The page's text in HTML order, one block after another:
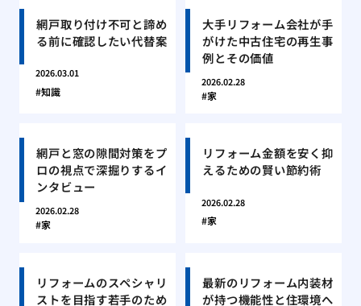
網戸取り付け不可と諦め
る前に確認したい代替案
2026.03.01
知識
大手リフォーム会社が手
がけた中古住宅の再生事
例とその価値
2026.02.28
家
網戸と窓の隙間対策をプ
ロの視点で深掘りするイ
ンタビュー
2026.02.28
家
リフォーム金額を安く抑
えるための賢い節約術
2026.02.28
家
リフォームのスペシャリ
ストを目指す若手のため
最新のリフォーム内装材
が持つ機能性と住環境へ